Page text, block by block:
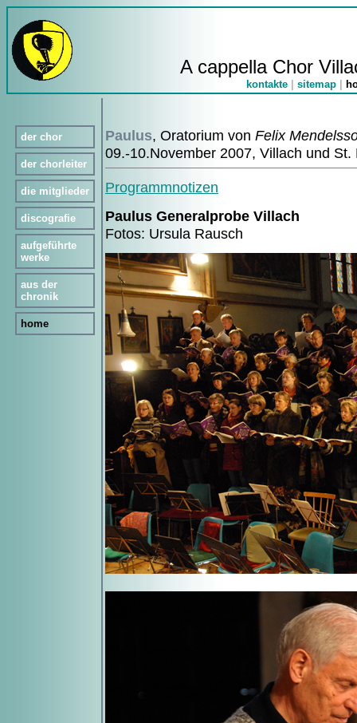
A cappella Chor
kontakte sitemap
der chor
der chorleiter
die mitglieder
discografie
aufgeführte
werke
aus der
chronik
home
Paulus, Oratorium von Felix
09.-10.November 2007, Villach und St.
Programmnotizen
Paulus Generalprobe Villach
Fotos: Ursula Rausch